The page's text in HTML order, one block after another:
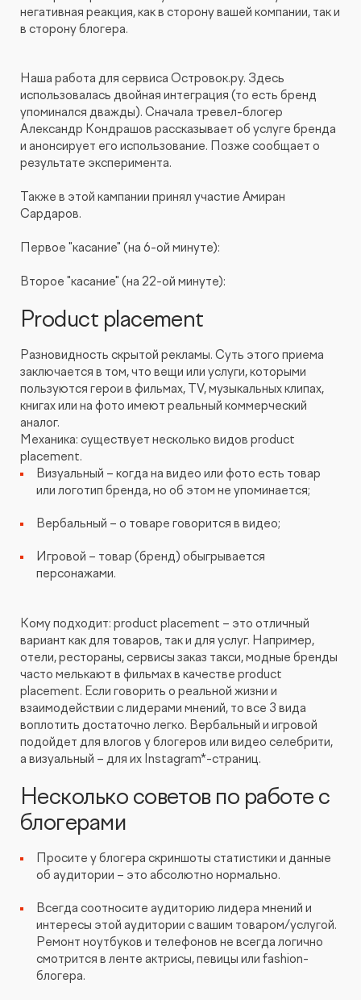
негативная реакция, как в сторону вашей компании, так и
в сторону блогера.
Наша работа для сервиса Островок.ру. Здесь
использовалась двойная интеграция (то есть бренд
упоминался дважды). Сначала тревел-блогер
Александр Кондрашов рассказывает об услуге бренда
и анонсирует его использование. Позже сообщает о
результате эксперимента.
Также в этой кампании принял участие Амиран
Сардаров.
Первое "касание" (на 6-ой минуте):
Второе "касание" (на 22-ой минуте):
Product placement
Разновидность скрытой рекламы. Суть этого приема
заключается в том, что вещи или услуги, которыми
пользуются герои в фильмах, TV, музыкальных клипах,
книгах или на фото имеют реальный коммерческий
аналог.
Механика: существует несколько видов product
placement.
Визуальный – когда на видео или фото есть товар
или логотип бренда, но об этом не упоминается;
Вербальный – о товаре говорится в видео;
Игровой – товар (бренд) обыгрывается
персонажами.
Кому подходит: product placement – это отличный
вариант как для товаров, так и для услуг. Например,
отели, рестораны, сервисы заказ такси, модные бренды
часто мелькают в фильмах в качестве product
placement. Если говорить о реальной жизни и
взаимодействии с лидерами мнений, то все 3 вида
воплотить достаточно легко. Вербальный и игровой
подойдет для влогов у блогеров или видео селебрити,
а визуальный – для их Instagram*-страниц.
Несколько советов по работе с
блогерами
Просите у блогера скриншоты статистики и данные
об аудитории – это абсолютно нормально.
Всегда соотносите аудиторию лидера мнений и
интересы этой аудитории с вашим товаром/услугой.
Ремонт ноутбуков и телефонов не всегда логично
смотрится в ленте актрисы, певицы или fashion-
блогера.